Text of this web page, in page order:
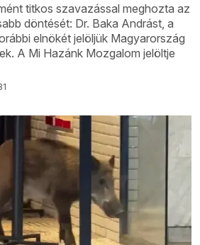
titkos szavazással meghozta az
döntését: Dr. Baka Andrást, a
elnökét jelöljük Magyarország
A Mi Hazánk Mozgalom jelöltje